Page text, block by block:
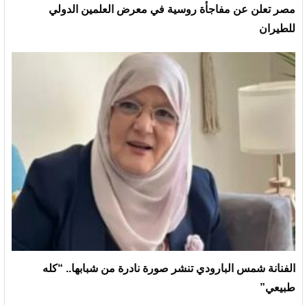
مصر تعلن عن مفاجأة روسية في معرض العلمين الدولي
للطيران
الفنانة شمس البارودي تنشر صورة نادرة من شبابها.. “كله
طبيعي”